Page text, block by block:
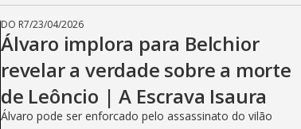
DO R7/23/04/2026
Álvaro implora para Belchior
revelar a verdade sobre a morte
de Leôncio | A Escrava Isaura
Álvaro pode ser enforcado pelo assassinato do vilão